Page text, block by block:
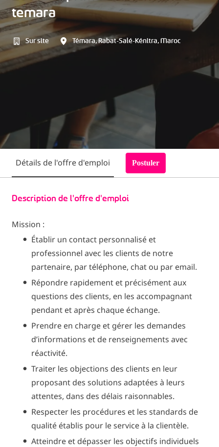
temara
Sur site Témara,Rabat-Salé-Kénitra,Maroc
Détails de l'offre d'emploi Postuler
Description de l'offre d'emploi
Mission :
Établir un contact personnalisé et
professionnel avec les clients de notre
partenaire, par téléphone, chat ou par email.
Répondre rapidement et précisément aux
questions des clients, en les accompagnant
pendant et après chaque échange.
Prendre en charge et gérer les demandes
d’informations et de renseignements avec
réactivité.
Traiter les objections des clients en leur
proposant des solutions adaptées à leurs
attentes, dans des délais raisonnables.
Respecter les procédures et les standards de
qualité établis pour le service à la clientèle.
Atteindre et dépasser les objectifs individuels